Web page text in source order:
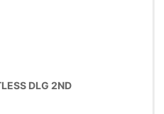
DLG 2ND